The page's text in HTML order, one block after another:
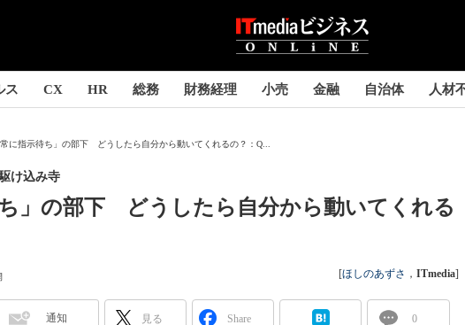
ス CX HR 総務 財務経理 小売 金融 自治体 人材
常に指示待ち」の部下 どうしたら自分から動いてくれるの？：Q...
ち」の部下 どうしたら自分から動いてくれる
け込み寺
[ほしのあずさ ， ITmedia]
通知 見る Share 0